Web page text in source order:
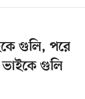
গুলি, পরে
গুলি